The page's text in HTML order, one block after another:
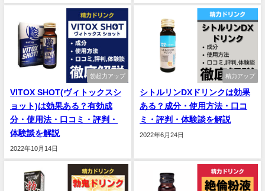
勃起力アップ
VITOX SHOT(ヴィトックスシ
ョット)は効果ある？有効成
分・使用法・口コミ・評判・
体験談を解説
2022年10月14日
精力アップ
シトルリンDXドリンクは効果
ある？成分・使用方法・口コ
ミ・評判・体験談を解説
2022年6月24日